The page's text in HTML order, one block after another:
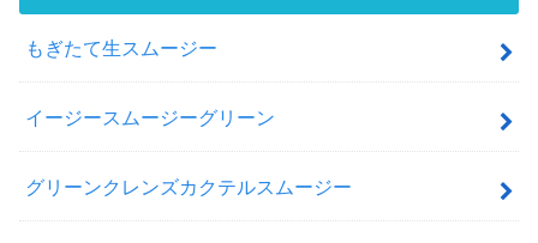
もぎたて生スムージー
イージースムージーグリーン
グリーンクレンズカクテルスムージー